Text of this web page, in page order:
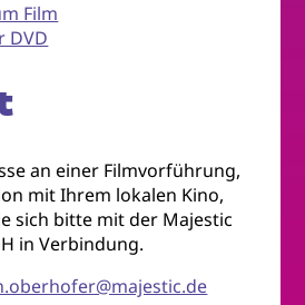
Film
DVD
an einer Filmvorführung,
mit Ihrem lokalen Kino,
sich bitte mit der Majestic
in Verbindung.